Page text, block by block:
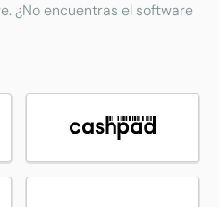
¿No encuentras el software